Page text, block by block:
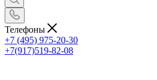
Телефоны
+7 (495) 975-20-30
+7(917)519-82-08